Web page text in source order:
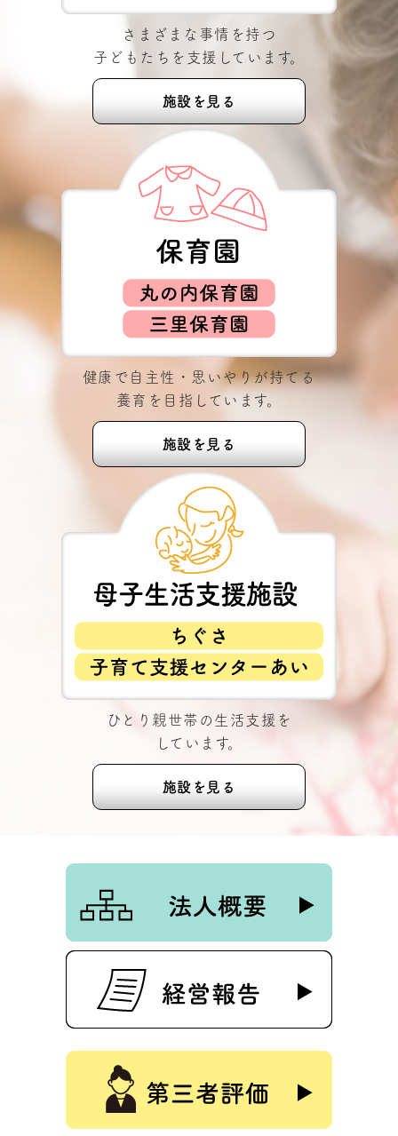
さまざまな事情を持つ
子どもたちを支援しています。
施設を見る
健康で自主性・思いやりが持てる
養育を目指しています。
施設を見る
ひとり親世帯の生活支援を
しています。
施設を見る